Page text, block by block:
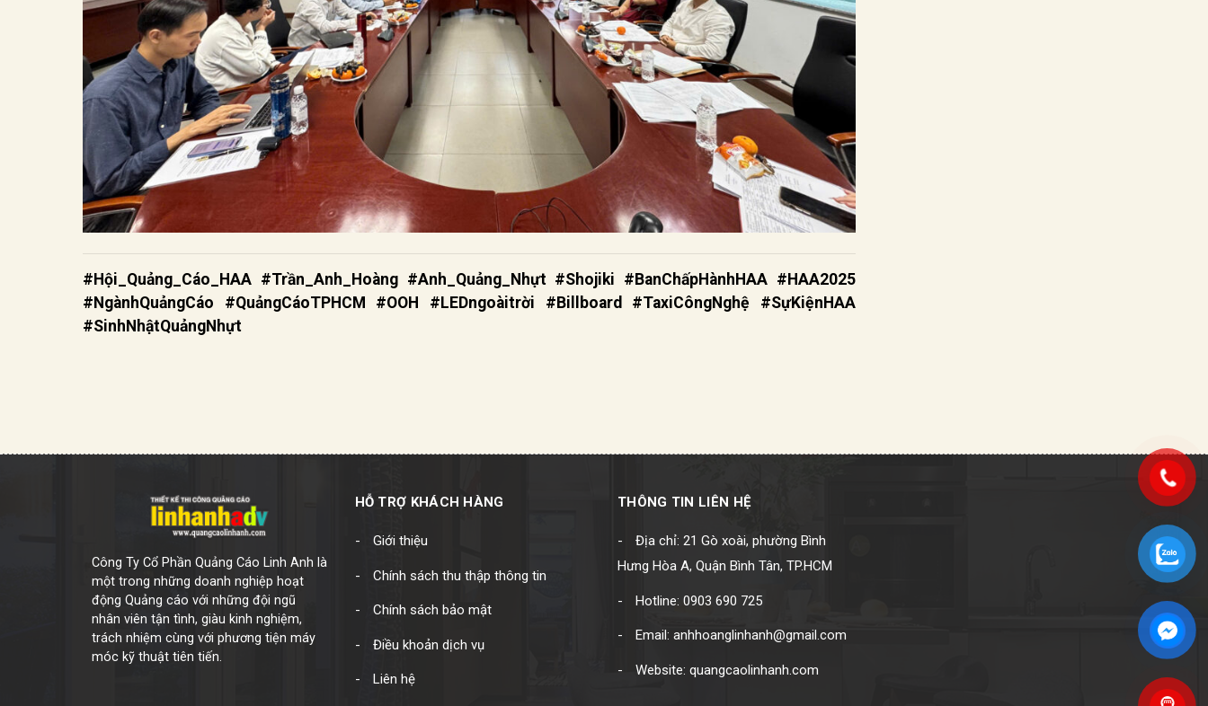
#Hội_Quảng_Cáo_HAA #Trần_Anh_Hoàng #Anh_Quảng_Nhựt #Shojiki #BanChấpHànhHAA #HAA2025
#NgànhQuảngCáo #QuảngCáoTPHCM #OOH #LEDngoàitrời #Billboard #TaxiCôngNghệ #SựKiệnHAA
#SinhNhậtQuảngNhựt
Công Ty Cổ Phần Quảng Cáo Linh Anh là
một trong những doanh nghiệp hoạt
động Quảng cáo với những đội ngũ
nhân viên tận tình, giàu kinh nghiệm,
trách nhiệm cùng với phương tiện máy
móc kỹ thuật tiên tiến.
HỖ TRỢ KHÁCH HÀNG
Giới thiệu
Chính sách thu thập thông tin
Chính sách bảo mật
Điều khoản dịch vụ
Liên hệ
THÔNG TIN LIÊN HỆ
Địa chỉ: 21 Gò xoài, phường Bình
Hưng Hòa A, Quận Bình Tân, TP.HCM
Hotline: 0903 690 725
Email: anhhoanglinhanh@gmail.com
Website: quangcaolinhanh.com